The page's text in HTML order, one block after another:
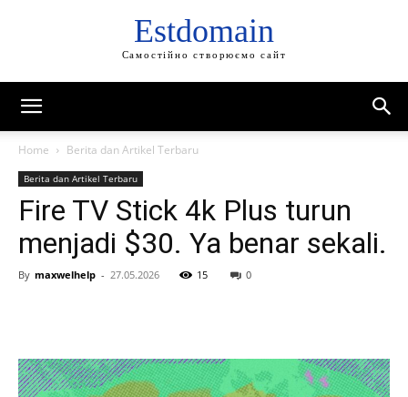
Estdomain
Самостійно створюємо сайт
Home Berita dan Artikel Terbaru
Berita dan Artikel Terbaru
Fire TV Stick 4k Plus turun
menjadi $30. Ya benar sekali.
By maxwelhelp - 27.05.2026 15 0